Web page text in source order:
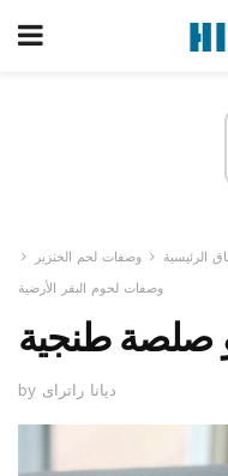
الرئيسية
وصفات لحم الخنزير
وصفات لحوم البقر الأرضية
صلصة طنجية
by ديانا راتراى